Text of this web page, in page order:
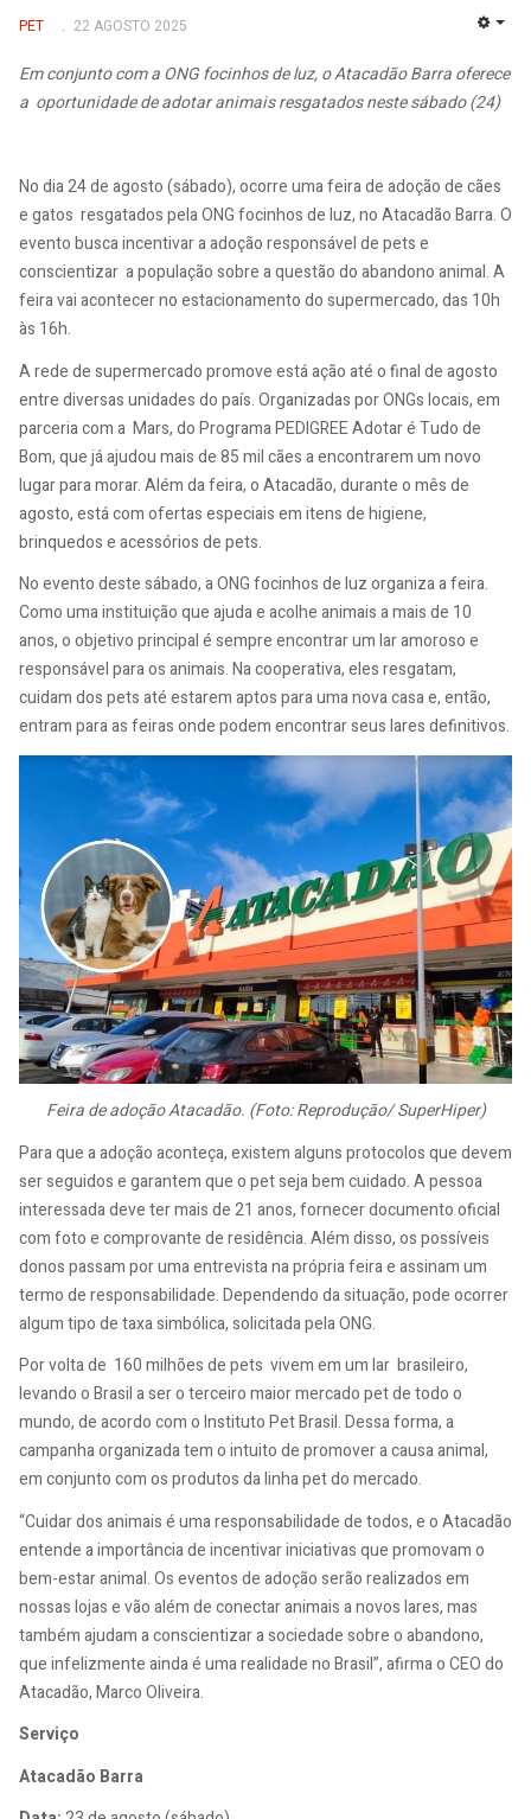
PET 22 AGOSTO 2025
Em conjunto com a ONG focinhos de luz, o Atacadão Barra oferece
a oportunidade de adotar animais resgatados neste sábado (24)
No dia 24 de agosto (sábado), ocorre uma feira de adoção de cães
e gatos resgatados pela ONG focinhos de luz, no Atacadão Barra. O
evento busca incentivar a adoção responsável de pets e
conscientizar a população sobre a questão do abandono animal. A
feira vai acontecer no estacionamento do supermercado, das 10h
às 16h.
A rede de supermercado promove está ação até o final de agosto
entre diversas unidades do país. Organizadas por ONGs locais, em
parceria com a Mars,do Programa PEDIGREE Adotar é Tudo de
Bom, que já ajudou mais de 85 mil cães a encontrarem um novo
lugar para morar. Além da feira, o Atacadão, durante o mês de
agosto, está com ofertas especiais em itens de higiene,
brinquedos e acessórios de pets.
No evento deste sábado, a ONG focinhos de luz organiza a feira.
Como uma instituição que ajuda e acolhe animais a mais de 10
anos, o objetivo principal é sempre encontrar um lar amoroso e
responsável para os animais. Na cooperativa, eles resgatam,
cuidam dos pets até estarem aptos para uma nova casa e, então,
entram para as feiras onde podem encontrar seus lares definitivos.
Feira de adoção Atacadão. (Foto: Reprodução/ SuperHiper)
Para que a adoção aconteça, existem alguns protocolos que devem
ser seguidos e garantem que o pet seja bem cuidado. A pessoa
interessada deve ter mais de 21 anos, fornecer documento oficial
com foto e comprovante de residência. Além disso, os possíveis
donos passam por uma entrevista na própria feira e assinam um
termo de responsabilidade. Dependendo da situação, pode ocorrer
algum tipo de taxa simbólica, solicitada pela ONG.
Por volta de 160 milhões de pets vivem em um lar brasileiro,
levando o Brasil a ser o terceiro maior mercado pet de todo o
mundo, de acordo com o Instituto Pet Brasil. Dessa forma, a
campanha organizada tem o intuito de promover a causa animal,
em conjunto com os produtos da linha pet do mercado.
“Cuidar dos animais é uma responsabilidade de todos, e o Atacadão
entende a importância de incentivar iniciativas que promovam o
bem-estar animal. Os eventos de adoção serão realizados em
nossas lojas e vão além de conectar animais a novos lares, mas
também ajudam a conscientizar a sociedade sobre o abandono,
que infelizmente ainda é uma realidade no Brasil”, afirma o CEO do
Atacadão, Marco Oliveira.
Serviço
Atacadão Barra